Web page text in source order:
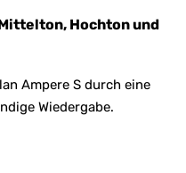
Hochton und
Ampere S durch eine
Wiedergabe.